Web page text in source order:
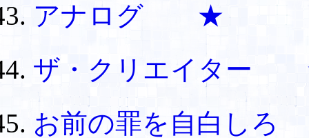
アナログ ★
ザ・クリエイタ
お前の罪を自白しろ